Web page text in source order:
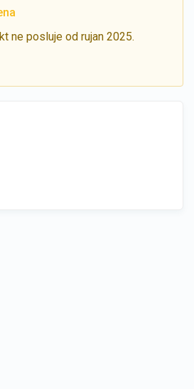
ne posluje od rujan 2025.